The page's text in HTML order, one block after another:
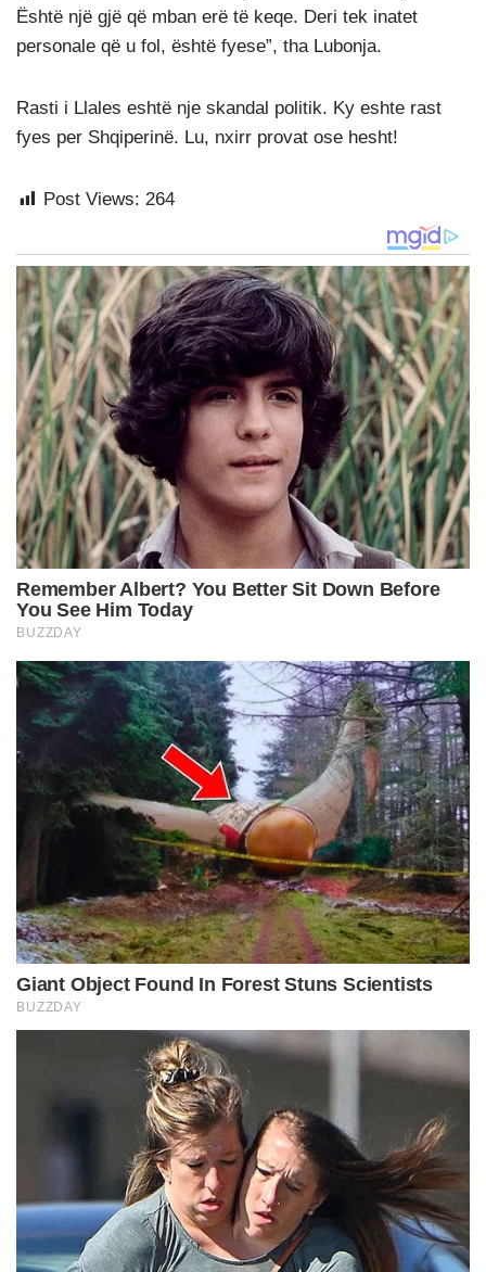
Është një gjë që mban erë të keqe. Deri tek inatet
personale që u fol, është fyese”, tha Lubonja.
Rasti i Llales eshtë nje skandal politik. Ky eshte rast
fyes per Shqiperinë. Lu, nxirr provat ose hesht!
Post Views: 264